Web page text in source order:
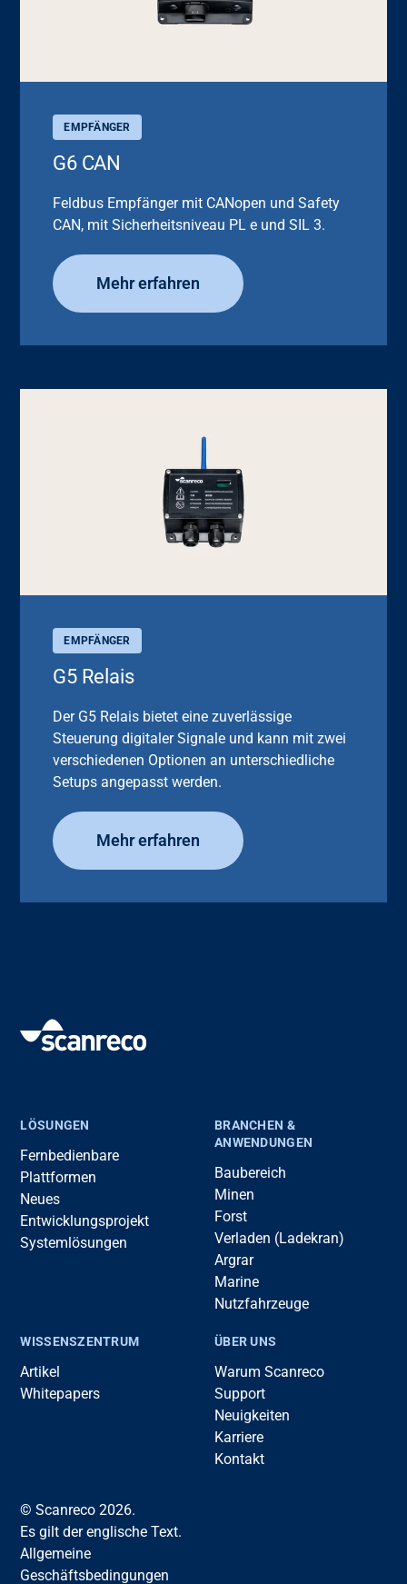
EMPFÄNGER
G6 CAN
Feldbus Empfänger mit CANopen und Safety
CAN, mit Sicherheitsniveau PL e und SIL 3.
Mehr erfahren
EMPFÄNGER
G5 Relais
Der G5 Relais bietet eine zuverlässige
Steuerung digitaler Signale und kann mit zwei
verschiedenen Optionen an unterschiedliche
Setups angepasst werden.
Mehr erfahren
LÖSUNGEN
Fernbedienbare
Plattformen
Neues
Entwicklungsprojekt
Systemlösungen
BRANCHEN &
ANWENDUNGEN
Baubereich
Minen
Forst
Verladen (Ladekran)
Argrar
Marine
Nutzfahrzeuge
WISSENSZENTRUM
Artikel
Whitepapers
ÜBER UNS
Warum Scanreco
Support
Neuigkeiten
Karriere
Kontakt
© Scanreco 2026.
Es gilt der englische Text.
Allgemeine
Geschäftsbedingungen